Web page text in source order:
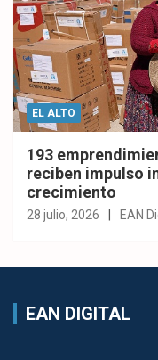
EL ALTO
193
reciben impulso
crecimiento
28 julio, 2026 EAN
EAN DIGITAL